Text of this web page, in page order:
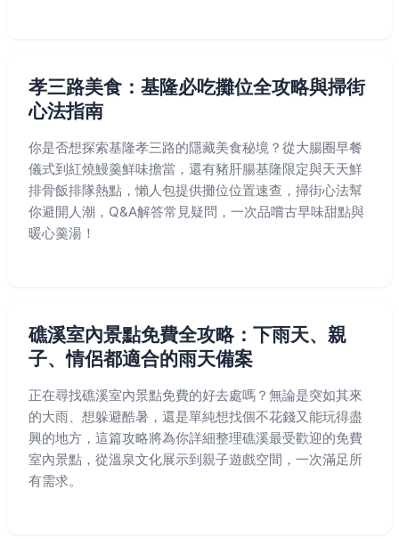
孝三路美食：基隆必吃攤位全攻略與掃街
心法指南
你是否想探索基隆孝三路的隱藏美食秘境？從大腸圈早餐
儀式到紅燒鰻羹鮮味擔當，還有豬肝腸基隆限定與天天鮮
排骨飯排隊熱點，懶人包提供攤位位置速查，掃街心法幫
你避開人潮，Q&A解答常見疑問，一次品嚐古早味甜點與
暖心羹湯！
礁溪室內景點免費全攻略：下雨天、親
子、情侶都適合的雨天備案
正在尋找礁溪室內景點免費的好去處嗎？無論是突如其來
的大雨、想躲避酷暑，還是單純想找個不花錢又能玩得盡
興的地方，這篇攻略將為你詳細整理礁溪最受歡迎的免費
室內景點，從溫泉文化展示到親子遊戲空間，一次滿足所
有需求。